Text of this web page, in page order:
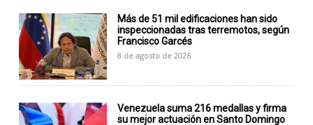
Más de 51 mil edificaciones han sido
inspeccionadas tras terremotos, según
Francisco Garcés
8 de agosto de 2026
Venezuela suma 216 medallas y firma
su mejor actuación en Santo Domingo